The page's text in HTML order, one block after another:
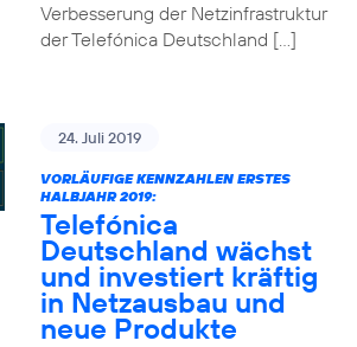
Verbesserung der Netzinfrastruktur
der Telefónica Deutschland […]
24. Juli 2019
VORLÄUFIGE KENNZAHLEN ERSTES
HALBJAHR 2019:
Telefónica
Deutschland wächst
und investiert kräftig
in Netzausbau und
neue Produkte